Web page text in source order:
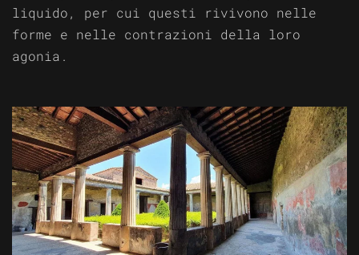
liquido, per cui questi rivivono nelle
forme e nelle contrazioni della loro
agonia.